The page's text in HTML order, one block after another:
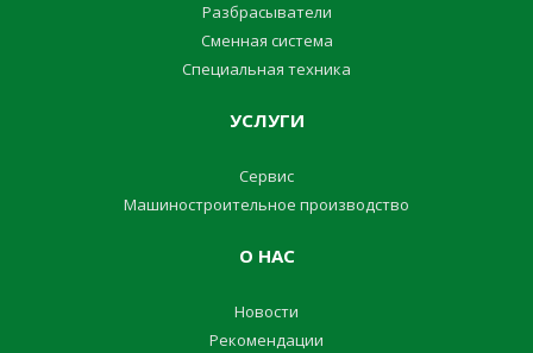
Разбрасыватели
Сменная система
Специальная техника
УСЛУГИ
Сервис
Машиностроительное производство
О НАС
Новости
Pекомендации